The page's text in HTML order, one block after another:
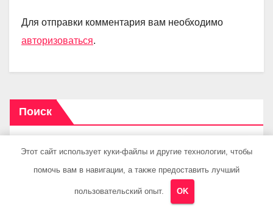
Для отправки комментария вам необходимо
авторизоваться.
Поиск
Поиск
Этот сайт использует куки-файлы и другие технологии, чтобы
помочь вам в навигации, а также предоставить лучший
пользовательский опыт. OK